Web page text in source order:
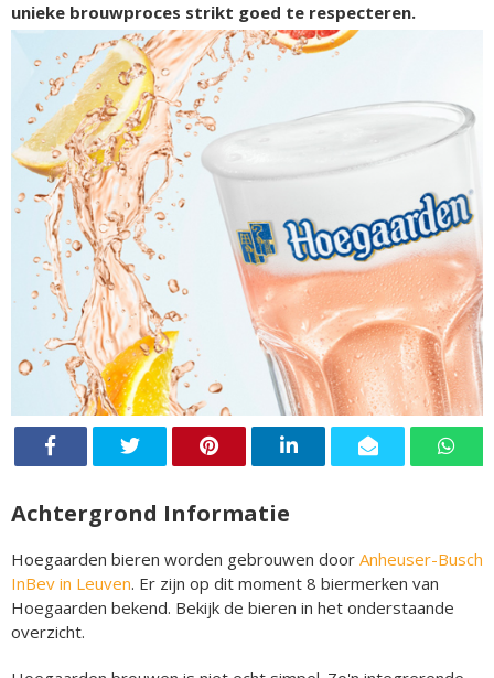
unieke brouwproces strikt goed te respecteren.
Achtergrond Informatie
Hoegaarden bieren worden gebrouwen door Anheuser-Busch
InBev in Leuven. Er zijn op dit moment 8 biermerken van
Hoegaarden bekend. Bekijk de bieren in het onderstaande
overzicht.